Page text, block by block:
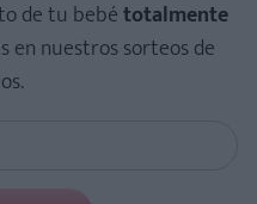
de tu bebétotalmente
en nuestros sorteos de